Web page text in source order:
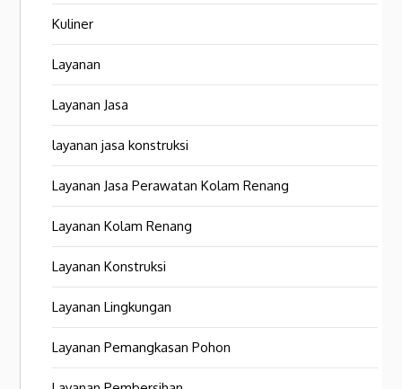
Kuliner
Layanan
Layanan Jasa
layanan jasa konstruksi
Layanan Jasa Perawatan Kolam Renang
Layanan Kolam Renang
Layanan Konstruksi
Layanan Lingkungan
Layanan Pemangkasan Pohon